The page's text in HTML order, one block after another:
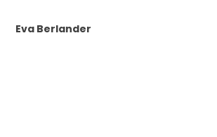
Eva Berlander